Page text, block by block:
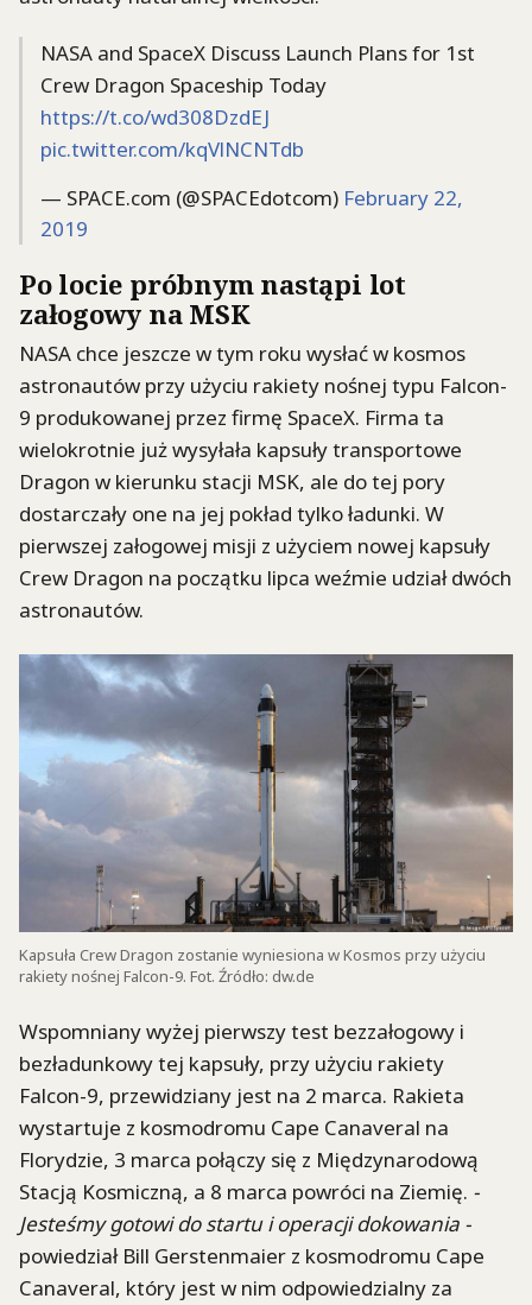
NASA and SpaceX Discuss Launch Plans for 1st
Crew Dragon Spaceship Today
https://t.co/wd308DzdEJ
pic.twitter.com/kqVlNCNTdb
— SPACE.com (@SPACEdotcom) February 22,
2019
Po locie próbnym nastąpi lot
załogowy na MSK
NASA chce jeszcze w tym roku wysłać w kosmos
astronautów przy użyciu rakiety nośnej typu Falcon-
9 produkowanej przez firmę SpaceX. Firma ta
wielokrotnie już wysyłała kapsuły transportowe
Dragon w kierunku stacji MSK, ale do tej pory
dostarczały one na jej pokład tylko ładunki. W
pierwszej załogowej misji z użyciem nowej kapsuły
Crew Dragon na początku lipca weźmie udział dwóch
astronautów.
Kapsuła Crew Dragon zostanie wyniesiona w Kosmos przy użyciu
rakiety nośnej Falcon-9. Fot. Źródło: dw.de
Wspomniany wyżej pierwszy test bezzałogowy i
bezładunkowy tej kapsuły, przy użyciu rakiety
Falcon-9, przewidziany jest na 2 marca. Rakieta
wystartuje z kosmodromu Cape Canaveral na
Florydzie, 3 marca połączy się z Międzynarodową
Stacją Kosmiczną, a 8 marca powróci na Ziemię. -
Jesteśmy gotowi do startu i operacji dokowania -
powiedział Bill Gerstenmaier z kosmodromu Cape
Canaveral, który jest w nim odpowiedzialny za